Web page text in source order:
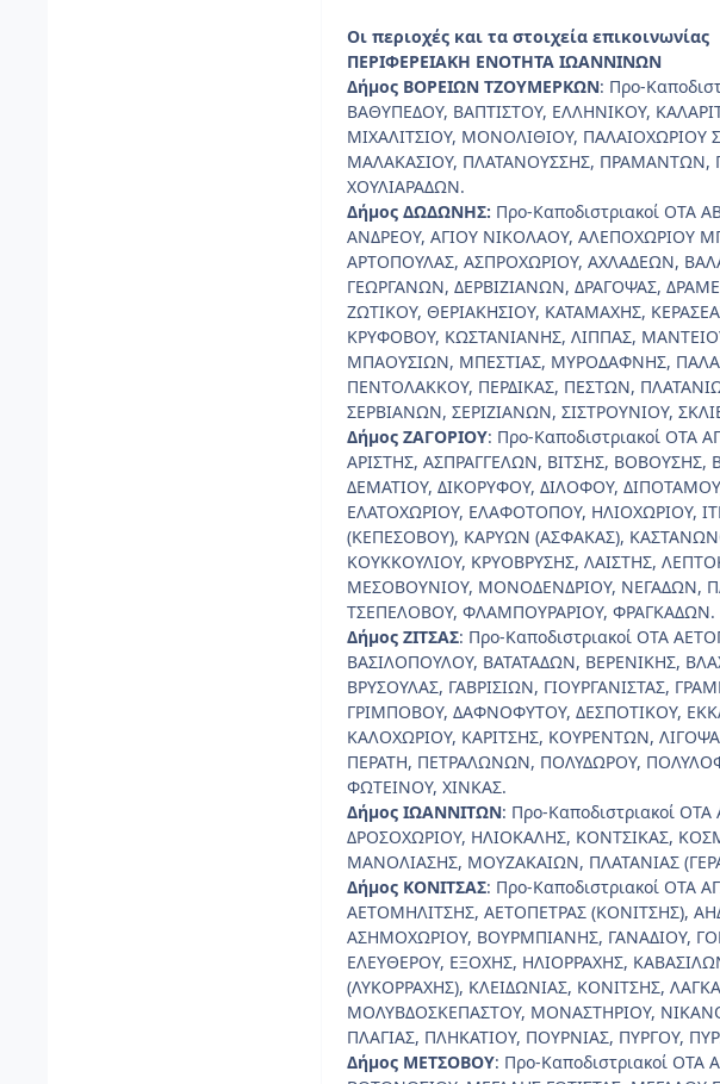
Οι περιοχές και τα στοιχεία επικοινωνίας
ΠΕΡΙΦΕΡΕΙΑΚΗ ΕΝΟΤΗΤΑ ΙΩΑΝΝΙΝΩΝ
Δήμος ΒΟΡΕΙΩΝ ΤΖΟΥΜΕΡΚΩΝ: Προ-
ΒΑΘΥΠΕΔΟΥ, ΒΑΠΤΙΣΤΟΥ, ΕΛΛΗΝΙΚΟΥ,
ΜΙΧΑΛΙΤΣΙΟΥ, ΜΟΝΟΛΙΘΙΟΥ, ΠΑΛΑΙΟΧΩΡΙΟΥ
ΜΑΛΑΚΑΣΙΟΥ, ΠΛΑΤΑΝΟΥΣΣΗΣ, ΠΡΑΜΑΝΤΩΝ,
ΧΟΥΛΙΑΡΑΔΩΝ.
Δήμος ΔΩΔΩΝΗΣ: Προ-Καποδιστριακοί ΟΤΑ
ΑΝΔΡΕΟΥ, ΑΓΙΟΥ ΝΙΚΟΛΑΟΥ, ΑΛΕΠΟΧΩΡΙΟΥ
ΑΡΤΟΠΟΥΛΑΣ, ΑΣΠΡΟΧΩΡΙΟΥ, ΑΧΛΑΔΕΩΝ,
ΓΕΩΡΓΑΝΩΝ, ΔΕΡΒΙΖΙΑΝΩΝ, ΔΡΑΓΟΨΑΣ,
ΖΩΤΙΚΟΥ, ΘΕΡΙΑΚΗΣΙΟΥ, ΚΑΤΑΜΑΧΗΣ,
ΚΡΥΦΟΒΟΥ, ΚΩΣΤΑΝΙΑΝΗΣ, ΛΙΠΠΑΣ,
ΜΠΑΟΥΣΙΩΝ, ΜΠΕΣΤΙΑΣ, ΜΥΡΟΔΑΦΝΗΣ,
ΠΕΝΤΟΛΑΚΚΟΥ, ΠΕΡΔΙΚΑΣ, ΠΕΣΤΩΝ,
ΣΕΡΒΙΑΝΩΝ, ΣΕΡΙΖΙΑΝΩΝ, ΣΙΣΤΡΟΥΝΙΟΥ,
Δήμος ΖΑΓΟΡΙΟΥ: Προ-Καποδιστριακοί
ΑΡΙΣΤΗΣ, ΑΣΠΡΑΓΓΕΛΩΝ, ΒΙΤΣΗΣ, ΒΟΒΟΥΣΗΣ,
ΔΕΜΑΤΙΟΥ, ΔΙΚΟΡΥΦΟΥ, ΔΙΛΟΦΟΥ,
ΕΛΑΤΟΧΩΡΙΟΥ, ΕΛΑΦΟΤΟΠΟΥ, ΗΛΙΟΧΩΡΙΟΥ,
(ΚΕΠΕΣΟΒΟΥ), ΚΑΡΥΩΝ (ΑΣΦΑΚΑΣ),
ΚΟΥΚΚΟΥΛΙΟΥ, ΚΡΥΟΒΡΥΣΗΣ, ΛΑΙΣΤΗΣ,
ΜΕΣΟΒΟΥΝΙΟΥ, ΜΟΝΟΔΕΝΔΡΙΟΥ, ΝΕΓΑΔΩΝ,
ΤΣΕΠΕΛΟΒΟΥ, ΦΛΑΜΠΟΥΡΑΡΙΟΥ, ΦΡΑΓΚΑΔΩΝ.
Δήμος ΖΙΤΣΑΣ: Προ-Καποδιστριακοί ΟΤΑ
ΒΑΣΙΛΟΠΟΥΛΟΥ, ΒΑΤΑΤΑΔΩΝ, ΒΕΡΕΝΙΚΗΣ,
ΒΡΥΣΟΥΛΑΣ, ΓΑΒΡΙΣΙΩΝ, ΓΙΟΥΡΓΑΝΙΣΤΑΣ,
ΓΡΙΜΠΟΒΟΥ, ΔΑΦΝΟΦΥΤΟΥ, ΔΕΣΠΟΤΙΚΟΥ,
ΚΑΛΟΧΩΡΙΟΥ, ΚΑΡΙΤΣΗΣ, ΚΟΥΡΕΝΤΩΝ,
ΠΕΡΑΤΗ, ΠΕΤΡΑΛΩΝΩΝ, ΠΟΛΥΔΩΡΟΥ,
ΦΩΤΕΙΝΟΥ, ΧΙΝΚΑΣ.
Δήμος ΙΩΑΝΝΙΤΩΝ: Προ-Καποδιστριακοί
ΔΡΟΣΟΧΩΡΙΟΥ, ΗΛΙΟΚΑΛΗΣ, ΚΟΝΤΣΙΚΑΣ,
ΜΑΝΟΛΙΑΣΗΣ, ΜΟΥΖΑΚΑΙΩΝ, ΠΛΑΤΑΝΙΑΣ
Δήμος ΚΟΝΙΤΣΑΣ: Προ-Καποδιστριακοί ΟΤΑ
ΑΕΤΟΜΗΛΙΤΣΗΣ, ΑΕΤΟΠΕΤΡΑΣ (ΚΟΝΙΤΣΗΣ),
ΑΣΗΜΟΧΩΡΙΟΥ, ΒΟΥΡΜΠΙΑΝΗΣ, ΓΑΝΑΔΙΟΥ,
ΕΛΕΥΘΕΡΟΥ, ΕΞΟΧΗΣ, ΗΛΙΟΡΡΑΧΗΣ,
(ΛΥΚΟΡΡΑΧΗΣ), ΚΛΕΙΔΩΝΙΑΣ, ΚΟΝΙΤΣΗΣ,
ΜΟΛΥΒΔΟΣΚΕΠΑΣΤΟΥ, ΜΟΝΑΣΤΗΡΙΟΥ,
ΠΛΑΓΙΑΣ, ΠΛΗΚΑΤΙΟΥ, ΠΟΥΡΝΙΑΣ, ΠΥΡΓΟΥ,
Δήμος ΜΕΤΣΟΒΟΥ: Προ-Καποδιστριακοί